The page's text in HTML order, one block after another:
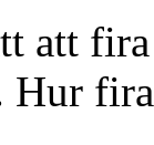
att
Hur